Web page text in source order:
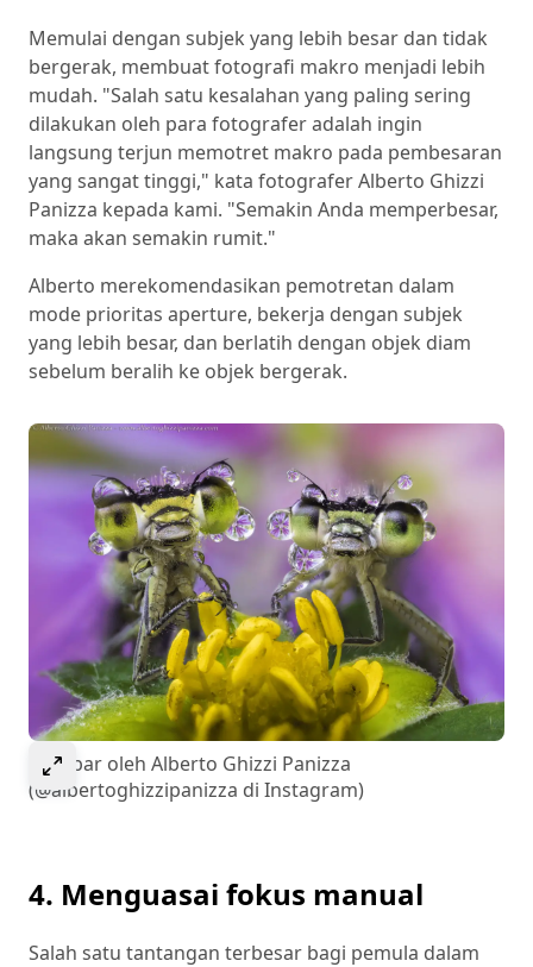
Memulai dengan subjek yang lebih besar dan tidak
bergerak, membuat fotografi makro menjadi lebih
mudah. "Salah satu kesalahan yang paling sering
dilakukan oleh para fotografer adalah ingin
langsung terjun memotret makro pada pembesaran
yang sangat tinggi," kata fotografer Alberto Ghizzi
Panizza kepada kami. "Semakin Anda memperbesar,
maka akan semakin rumit."
Alberto merekomendasikan pemotretan dalam
mode prioritas aperture, bekerja dengan subjek
yang lebih besar, dan berlatih dengan objek diam
sebelum beralih ke objek bergerak.
Select to expand image
Gambar oleh Alberto Ghizzi Panizza
(@albertoghizzipanizza di Instagram)
4. Menguasai fokus manual
Salah satu tantangan terbesar bagi pemula dalam